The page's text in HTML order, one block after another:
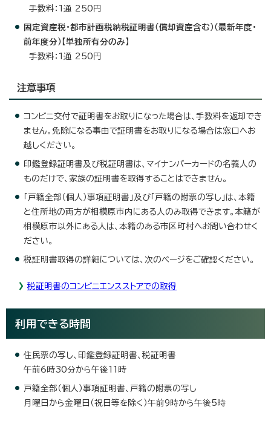
手数料：1通 250円
固定資産税・都市計画税納税証明書（償却資産含む）（最新年度・
前年度分）【単独所有分のみ】
手数料：1通 250円
注意事項
コンビニ交付で証明書をお取りになった場合は、手数料を返却でき
ません。免除になる事由で証明書をお取りになる場合は窓口へお
越しください。
印鑑登録証明書及び税証明書は、マイナンバーカードの名義人の
ものだけで、家族の証明書を取得することはできません。
「戸籍全部（個人）事項証明書」及び「戸籍の附票の写し」は、本籍
と住所地の両方が相模原市内にある人のみ取得できます。本籍が
相模原市以外にある人は、本籍のある市区町村へお問い合わせく
ださい。
税証明書取得の詳細については、次のページをご確認ください。
税証明書のコンビニエンスストアでの取得
利用できる時間
住民票の写し、印鑑登録証明書、税証明書
午前6時30分から午後11時
戸籍全部（個人）事項証明書、戸籍の附票の写し
月曜日から金曜日（祝日等を除く）午前9時から午後5時